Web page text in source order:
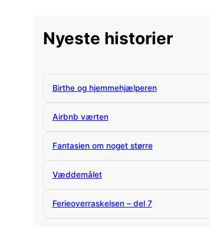
Nyeste historier
Birthe og hjemmehjælperen
Airbnb værten
Fantasien om noget større
Væddemålet
Ferieoverraskelsen – del 7